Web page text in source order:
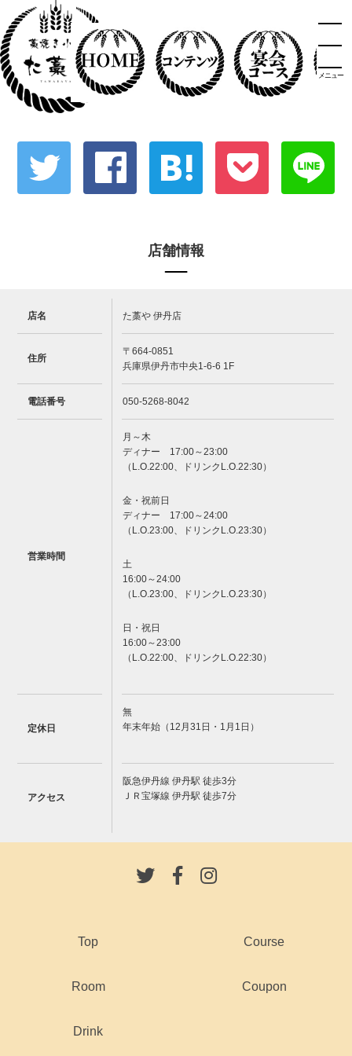
メニュー
店舗情報
店名 た藁や 伊丹店
住所
〒664-0851
兵庫県伊丹市中央1-6-6 1F
電話番号 050-5268-8042
営業時間
月～木
ディナー 17:00～23:00
（L.O.22:00、ドリンクL.O.22:30）
金・祝前日
ディナー 17:00～24:00
（L.O.23:00、ドリンクL.O.23:30）
土
16:00～24:00
（L.O.23:00、ドリンクL.O.23:30）
日・祝日
16:00～23:00
（L.O.22:00、ドリンクL.O.22:30）
定休日
無
年末年始（12月31日・1月1日）
アクセス
阪急伊丹線 伊丹駅 徒歩3分
ＪＲ宝塚線 伊丹駅 徒歩7分
Top Course
Room Coupon
Drink